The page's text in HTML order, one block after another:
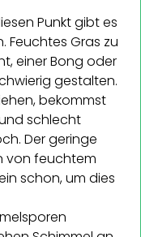
Punkt gibt es
Feuchtes Gras zu
einer Bong oder
gestalten.
bekommst
schlecht
Der geringe
von feuchtem
schon, um dies